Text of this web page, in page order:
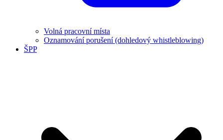
Volná pracovní místa
Oznamování porušení (dohledový whistleblowing)
ŠPP